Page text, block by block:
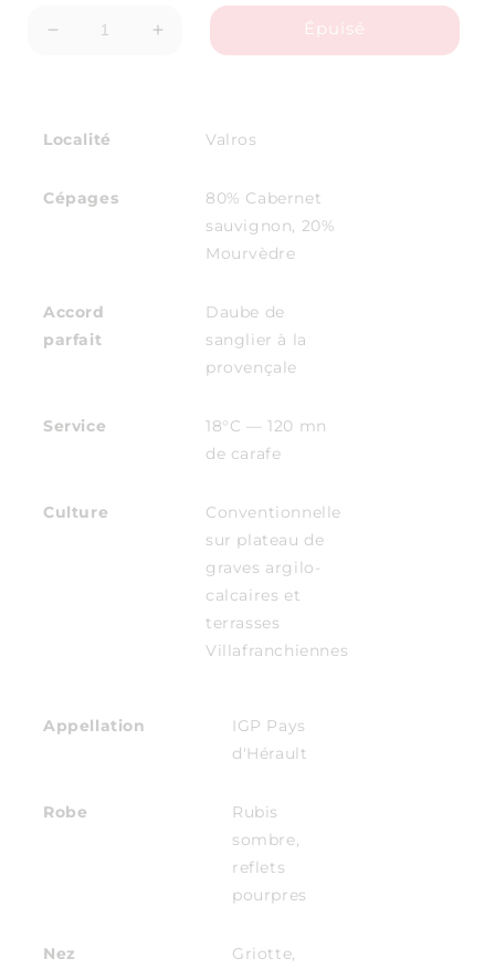
Réduire
Creisses
Les
Brunes
Augmenter
Creisses
Brunes
consulter)
Épuisé
Localité Valros
Cépages
80% Cabernet
sauvignon, 20%
Mourvèdre
Accord
parfait
Daube de
sanglier à la
provençale
Service
18°C — 120 mn
de carafe
Culture
Conventionnelle
sur plateau de
graves argilo-
calcaires et
terrasses
Villafranchiennes
Appellation
IGP Pays
d'Hérault
Robe
Rubis
sombre,
reflets
pourpres
Nez
Griotte,